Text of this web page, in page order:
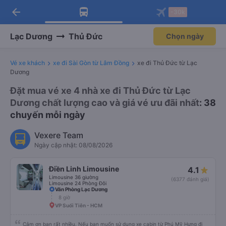
Tải app Vexere ngay!
Nhận ưu đãi thành viên độc
Mở app
Tải app Vexere
-30k/ghế khi đặt vé máy bay qua
Mở app
arrow_back
Lạc Dương Thủ Đức Chọn ngày
Vé xe khách xe đi Sài Gòn từ Lâm Đồng
xe đi Thủ Đức từ Lạc
Dương
Đặt mua vé xe 4 nhà xe đi Thủ Đức từ Lạc
Dương chất lượng cao và giá vé ưu đãi nhất: 38
chuyến mỗi ngày
Vexere Team
Ngày cập nhật: 08/08/2026
Điền Linh Limousine
Limousine 36 giường
Limousine 24 Phòng Đôi
4.1
(6377 đánh giá)
Văn Phòng Lạc Dương
8 giờ
VP Suối Tiên - HCM
Cảm ơn bạn rất nhiều. Nếu bạn muốn sử dụng xe cabin từ Phú Mỹ Hưng đi